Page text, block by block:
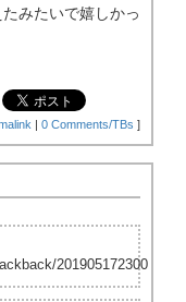
みたいで嬉しかっ
| 0 Comments/TBs ]
201905172300